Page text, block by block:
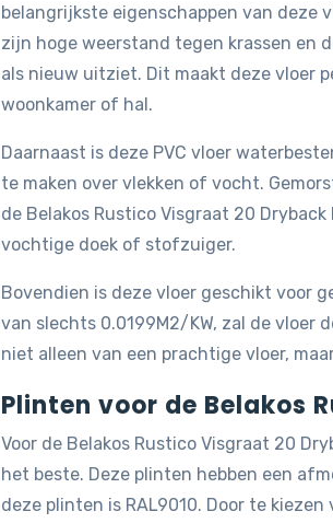
belangrijkste eigenschappen van deze
zijn hoge weerstand tegen krassen en
als nieuw uitziet. Dit maakt deze vloer
woonkamer of hal.
Daarnaast is deze PVC vloer
te maken over vlekken of vocht.
de Belakos Rustico Visgraat 20
vochtige doek of stofzuiger.
Bovendien is deze vloer geschikt voor
van slechts 0.0199M2/KW, zal de vloer
niet alleen van een prachtige vloer,
Plinten voor de Belakos
Voor de Belakos Rustico Visgraat 20
het beste. Deze plinten hebben een
deze plinten is RAL9010. Door te